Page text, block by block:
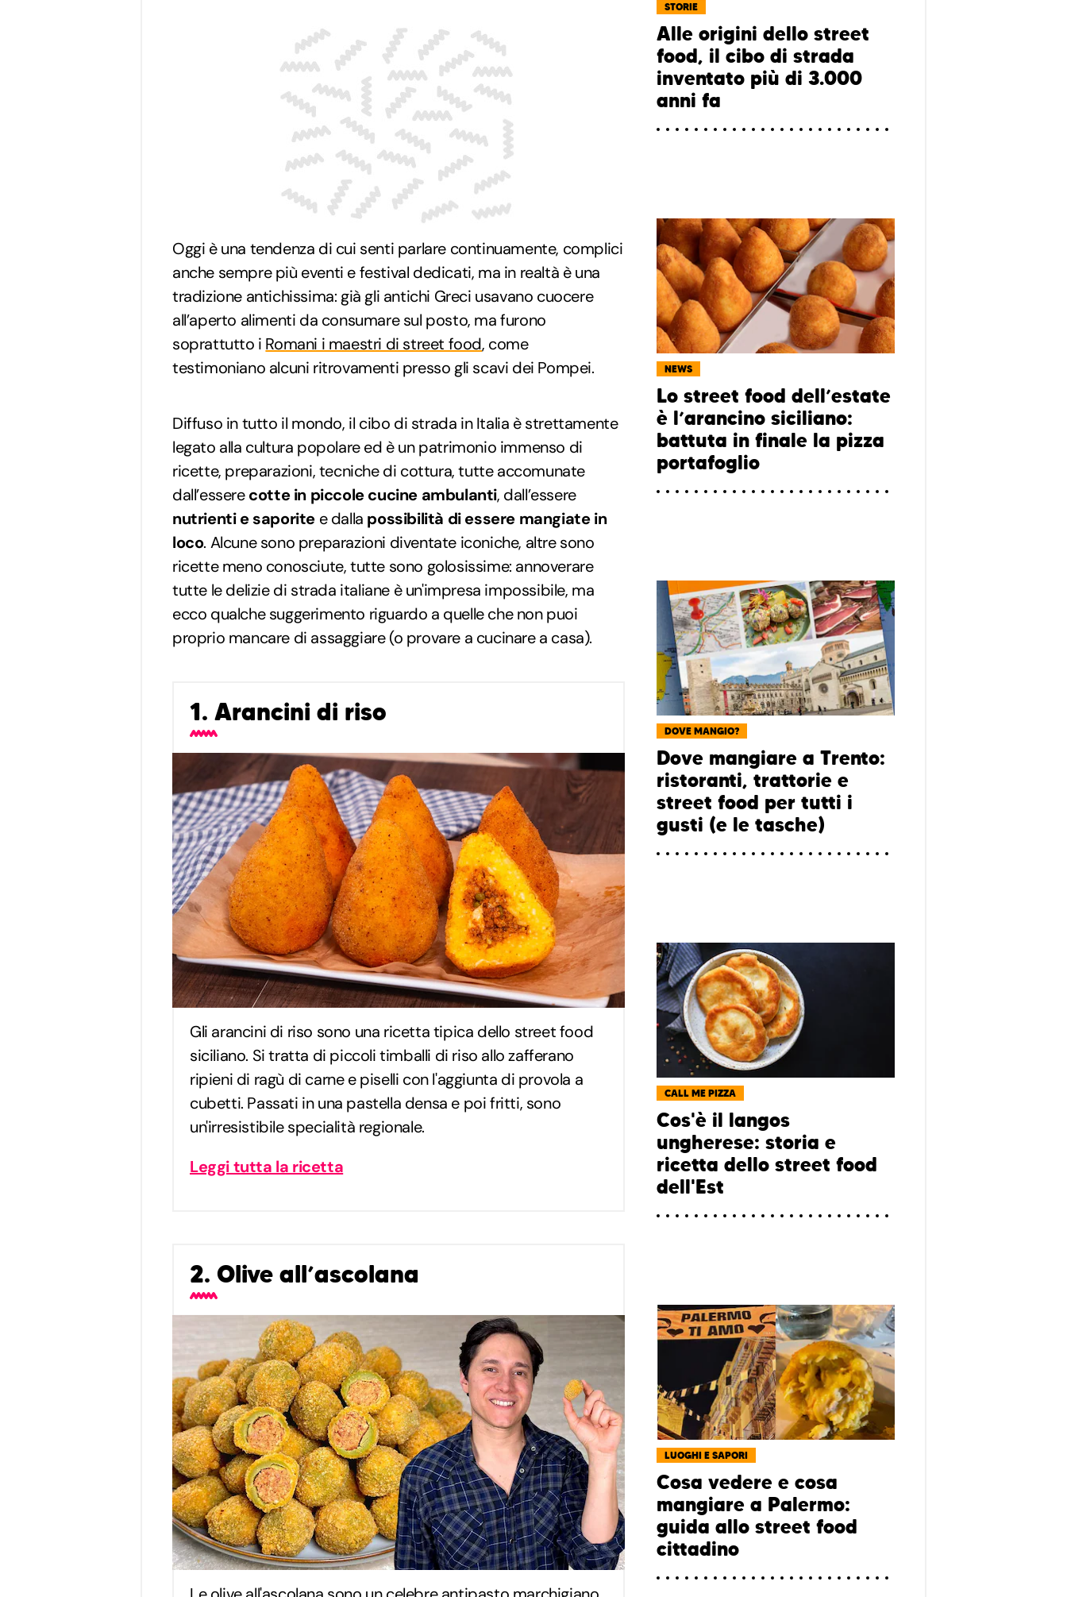
Oggi è una tendenza di cui senti parlare continuamente, complici
anche sempre più eventi e festival dedicati, ma in realtà è una
tradizione antichissima: già gli antichi Greci usavano cuocere
all’aperto alimenti da consumare sul posto, ma furono
soprattutto i Romani i maestri di street food, come
testimoniano alcuni ritrovamenti presso gli scavi dei Pompei.
Diffuso in tutto il mondo, il cibo di strada in Italia è strettamente
legato alla cultura popolare ed è un patrimonio immenso di
ricette, preparazioni, tecniche di cottura, tutte accomunate
dall’esserecotte in piccole cucine ambulanti, dall’essere
nutrienti e saporite e dalla possibilità di essere mangiate in
loco. Alcune sono preparazioni diventate iconiche, altre sono
ricette meno conosciute, tutte sono golosissime: annoverare
tutte le delizie di strada italiane è un'impresa impossibile, ma
ecco qualche suggerimento riguardo a quelle che non puoi
proprio mancare di assaggiare (o provare a cucinare a casa).
1. Arancini di riso
Gli arancini di riso sono una ricetta tipica dello street food
siciliano. Si tratta di piccoli timballi di riso allo zafferano
ripieni di ragù di carne e piselli con l'aggiunta di provola a
cubetti. Passati in una pastella densa e poi fritti, sono
un'irresistibile specialità regionale.
Leggi tutta la ricetta
2. Olive all’ascolana
STORIE
Alle origini dello street
food, il cibo di strada
inventato più di 3.000
anni fa
NEWS
Lo street food dell’estate
è l’arancino siciliano:
battuta in finale la pizza
portafoglio
DOVE MANGIO?
Dove mangiare a Trento:
ristoranti, trattorie e
street food per tutti i
gusti (e le tasche)
CALL ME PIZZA
Cos'è il langos
ungherese: storia e
ricetta dello street food
dell'Est
LUOGHI E SAPORI
Cosa vedere e cosa
mangiare a Palermo:
guida allo street food
cittadino